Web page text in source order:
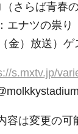
さらば青春の
エナツの祟り
金）放送）ゲ
s.mxtv.jp/
容は変更の可